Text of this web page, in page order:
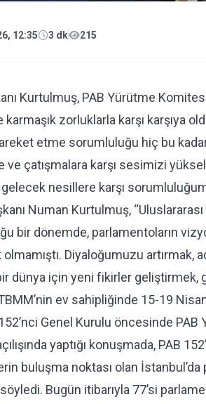
12:35 3 dk 215
Kurtulmuş, PAB Yürütme
zorluklarla karşı karşıya
etme sorumluluğu hiç bu
ve çatışmalara karşı sesimizi
nesillere karşı
Numan Kurtulmuş,
bir dönemde, parlamentoların
olmamıştı. Diyaloğumuzu
dünya için yeni fikirler geliştirmek,
ev sahipliğinde 15-19
Genel Kurulu öncesinde
yaptığı konuşmada, PAB
buluşma noktası olan
Bugün itibarıyla 77’si